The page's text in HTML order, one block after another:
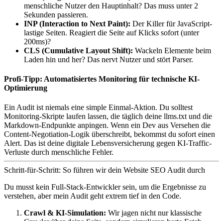
menschliche Nutzer den Hauptinhalt? Das muss unter 2
Sekunden passieren.
INP (Interaction to Next Paint): Der Killer für JavaScript-
lastige Seiten. Reagiert die Seite auf Klicks sofort (unter
200ms)?
CLS (Cumulative Layout Shift): Wackeln Elemente beim
Laden hin und her? Das nervt Nutzer und stört Parser.
Profi-Tipp: Automatisiertes Monitoring für technische KI-
Optimierung
Ein Audit ist niemals eine simple Einmal-Aktion. Du solltest
Monitoring-Skripte laufen lassen, die täglich deine llms.txt und die
Markdown-Endpunkte anpingen. Wenn ein Dev aus Versehen die
Content-Negotiation-Logik überschreibt, bekommst du sofort einen
Alert. Das ist deine digitale Lebensversicherung gegen KI-Traffic-
Verluste durch menschliche Fehler.
Schritt-für-Schritt: So führen wir dein Website SEO Audit durch
Du musst kein Full-Stack-Entwickler sein, um die Ergebnisse zu
verstehen, aber mein Audit geht extrem tief in den Code.
Crawl & KI-Simulation: Wir jagen nicht nur klassische